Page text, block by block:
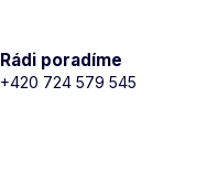
Rádi poradíme
+420 724 579 545